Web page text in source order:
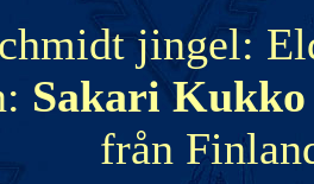
jingel:
Sakari
från